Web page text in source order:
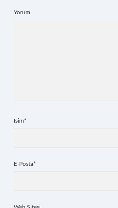
Yorum
İsim*
E-Posta*